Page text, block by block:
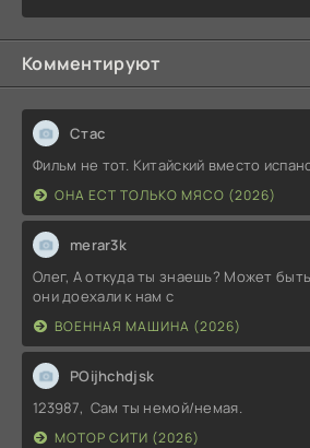
Комментируют
Стас
Фильм не тот. Китайский вместо
ОНА ЕСТ ТОЛЬКО МЯСО (2026)
merar3k
Олег, А откуда ты знаешь? Может
они доехали к нам с
ВОЕННАЯ МАШИНА (2026)
POijhchdjsk
123987, Сам ты немой/немая.
МОТОР СИТИ (2026)